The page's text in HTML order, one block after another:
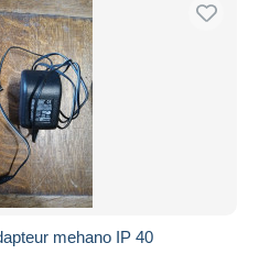
mehano IP 40